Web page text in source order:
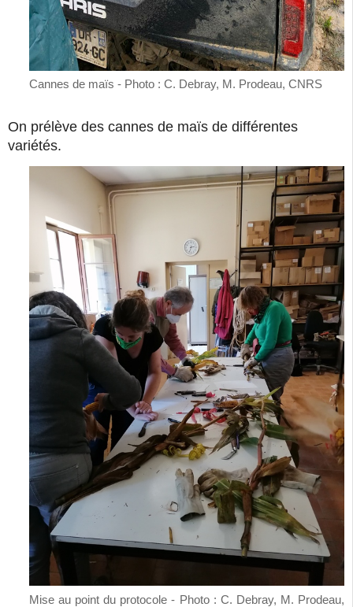
Cannes de maïs - Photo : C. Debray, M. Prodeau, CNRS
On prélève des cannes de maïs de différentes
variétés.
Mise au point du protocole - Photo : C. Debray, M. Prodeau,